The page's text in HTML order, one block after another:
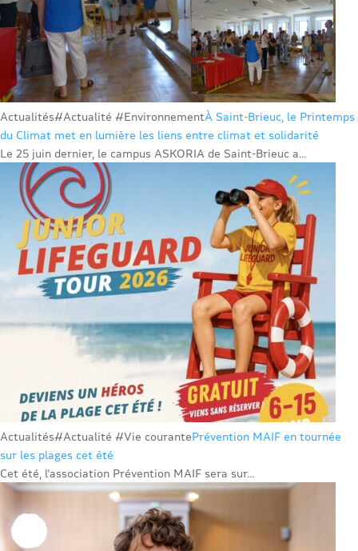
Actualités#Actualité #EnvironnementÀ Saint-Brieuc, le Printemps
du Climat met en lumière les liens entre climat et solidarité
Le 25 juin dernier, le campus ASKORIA de Saint-Brieuc a...
Actualités#Actualité #Vie courantePrévention MAIF en tournée
sur les plages cet été
Cet été, l’association Prévention MAIF sera sur...